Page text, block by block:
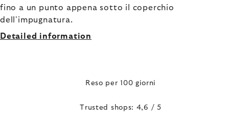
fino a un punto appena sotto il coperchio
dell'impugnatura.
Detailed information
Reso per 100 giorni
Trusted shops: 4,6 / 5